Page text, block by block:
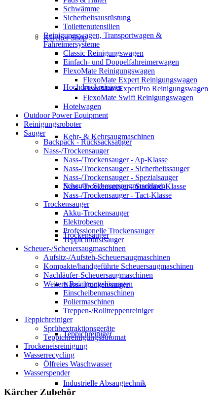
Kärcher Shop
Hochdruckreiniger
Kehr- & Kehrsaugmaschinen
Scheuer- Scheuersaugmaschinen
Trockensauger
Nass- Trockensauger
Teppichreiniger
Industrielle Absaugtechnik
Schwämme
Sicherheitsausrüstung
Toilettenutensilien
Reinigungswagen, Transportwagen &
Fahreimersysteme
Classic Reinigungswagen
Einfach- und Doppelfahreimerwagen
FlexoMate Reinigungswagen
FlexoMate Expert Reinigungswagen
FlexoMate ExpertPro Reinigungswagen
FlexoMate Swift Reinigungswagen
Hotelwagen
Outdoor Power Equipment
Reinigungsroboter
Sauger
Backpack - Rucksacksauger
Nass-/Trockensauger
Nass-/Trockensauger - Ap-Klasse
Nass-/Trockensauger - Sicherheitssauger
Nass-/Trockensauger - Spezialsauger
Nass-/Trockensauger - Standard-Klasse
Nass-/Trockensauger - Tact-Klasse
Trockensauger
Akku-Trockensauger
Elektrobesen
Professionelle Trockensauger
Teppichbürstsauger
Scheuer-/Scheuersaugmaschinen
Aufsitz-/Aufsteh-Scheuersaugmaschinen
Kompakte/handgeführte Scheuersaugmaschinen
Nachläufer-Scheuersaugmaschinen
Weitere Reinigungslösungen
Einscheibenmaschinen
Poliermaschinen
Treppen-/Rolltreppenreiniger
Teppichreiniger
Sprühextraktionsgeräte
Teppichreinigungsautomat
Trockeneisreinigung
Wasserrecycling
Ölfreies Waschwasser
Wasserspender
Kärcher Zubehör